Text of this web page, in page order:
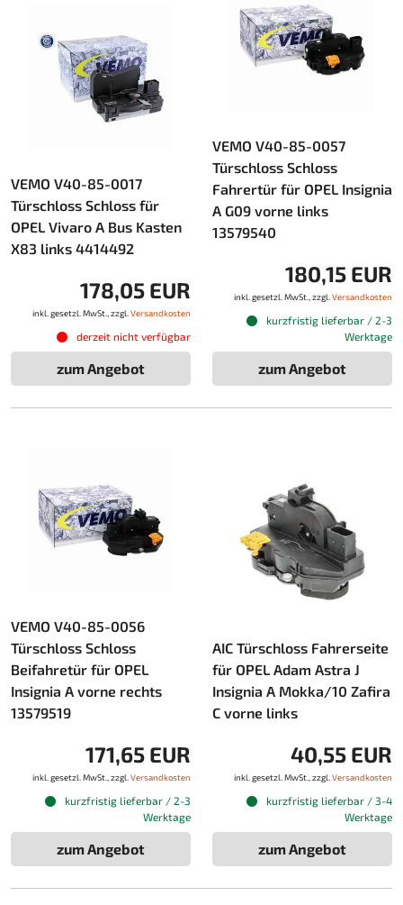
VEMO V40-85-0017
Türschloss Schloss für
OPEL Vivaro A Bus Kasten
X83 links 4414492
178,05 EUR
inkl. gesetzl. MwSt., zzgl. Versandkosten
derzeit nicht verfügbar
zum Angebot
VEMO V40-85-0057
Türschloss Schloss
Fahrertür für OPEL Insignia
A G09 vorne links
13579540
180,15 EUR
inkl. gesetzl. MwSt., zzgl. Versandkosten
kurzfristig lieferbar / 2-3
Werktage
zum Angebot
VEMO V40-85-0056
Türschloss Schloss
Beifahretür für OPEL
Insignia A vorne rechts
13579519
171,65 EUR
inkl. gesetzl. MwSt., zzgl. Versandkosten
kurzfristig lieferbar / 2-3
Werktage
zum Angebot
AIC Türschloss Fahrerseite
für OPEL Adam Astra J
Insignia A Mokka/10 Zafira
C vorne links
40,55 EUR
inkl. gesetzl. MwSt., zzgl. Versandkosten
kurzfristig lieferbar / 3-4
Werktage
zum Angebot